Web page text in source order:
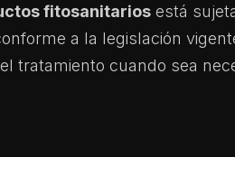
fitosanitarios está
a la legislación
tratamiento cuando sea